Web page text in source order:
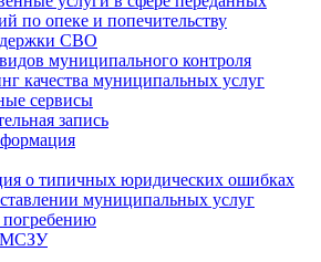
по опеке и попечительству
СВО
муниципального контроля
качества муниципальных услуг
сервисы
запись
о типичных юридических ошибках
муниципальных услуг
погребению
МСЗУ